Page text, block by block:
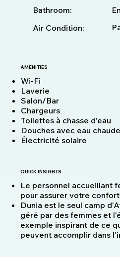
Bathroom:
Air Condition:
AMENITIES
Wi-Fi
Laverie
Salon/Bar
Chargeurs
Toilettes à chasse d'eau
Douches avec eau chaude
Électricité solaire
QUICK INSIGHTS
Le personnel accueillant
pour assurer votre
Dunia est le seul camp
géré par des femmes et
exemple inspirant de ce
peuvent accomplir dans